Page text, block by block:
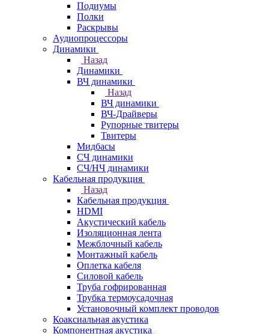
Подиумы
Полки
Раскрывы
Аудиопроцессоры
Динамики
Назад
Динамики
ВЧ динамики
Назад
ВЧ динамики
ВЧ-Драйверы
Рупорные твитеры
Твитеры
Мидбасы
СЧ динамики
СЧ/НЧ динамики
Кабельная продукция
Назад
Кабельная продукция
HDMI
Акустический кабель
Изоляционная лента
Межблочный кабель
Монтажный кабель
Оплетка кабеля
Силовой кабель
Труба гофрированная
Трубка термоусадочная
Установочный комплект проводов
Коаксиальная акустика
Компонентная акустика